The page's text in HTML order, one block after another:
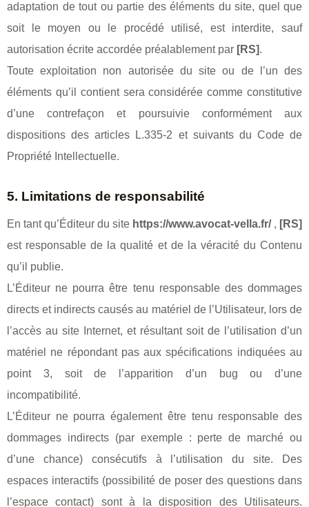
adaptation de tout ou partie des éléments du site, quel que
soit le moyen ou le procédé utilisé, est interdite, sauf
autorisation écrite accordée préalablement par [RS].
Toute exploitation non autorisée du site ou de l’un des
éléments qu’il contient sera considérée comme constitutive
d’une contrefaçon et poursuivie conformément aux
dispositions des articles L.335-2 et suivants du Code de
Propriété Intellectuelle.
5. Limitations de responsabilité
En tant qu’Éditeur du site https://www.avocat-vella.fr/ , [RS]
est responsable de la qualité et de la véracité du Contenu
qu’il publie.
L’Éditeur ne pourra être tenu responsable des dommages
directs et indirects causés au matériel de l’Utilisateur, lors de
l’accès au site Internet, et résultant soit de l’utilisation d’un
matériel ne répondant pas aux spécifications indiquées au
point 3, soit de l’apparition d’un bug ou d’une
incompatibilité.
L’Éditeur ne pourra également être tenu responsable des
dommages indirects (par exemple : perte de marché ou
d’une chance) consécutifs à l’utilisation du site. Des
espaces interactifs (possibilité de poser des questions dans
l’espace contact) sont à la disposition des Utilisateurs.